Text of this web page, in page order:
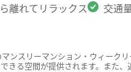
離れてリラックス
交通
ンスリーマンション・ウィーク
る空間が提供されます。また